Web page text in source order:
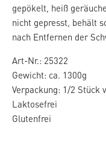
gepökelt, heiß
nicht gepresst, behält
nach Entfernen der
Art-Nr.: 25322
Gewicht: ca. 1300g
Verpackung: 1/2 Stück
Laktosefrei
Glutenfrei